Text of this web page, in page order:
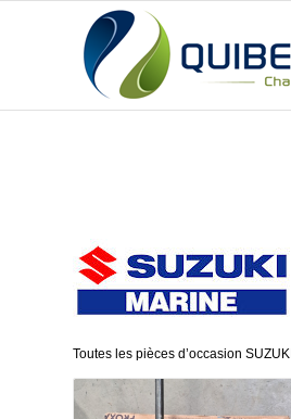
Toutes les pièces d’occasion SUZUKI